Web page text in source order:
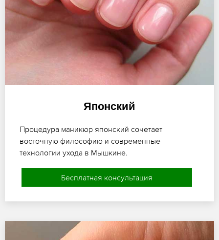
Японский
Процедура маникюр японский сочетает
восточную философию и современные
технологии ухода в Мышкине.
Бесплатная консультация